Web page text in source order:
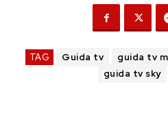
TAG Guida tv guida tv
guida tv sky